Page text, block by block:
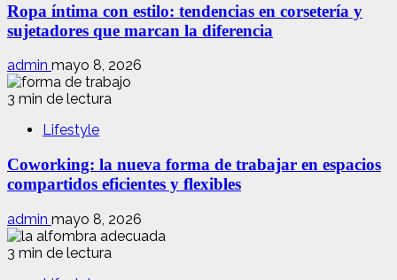
Ropa íntima con estilo: tendencias en corsetería y
sujetadores que marcan la diferencia
admin mayo 8, 2026
3 min de lectura
Lifestyle
Coworking: la nueva forma de trabajar en espacios
compartidos eficientes y flexibles
admin mayo 8, 2026
3 min de lectura